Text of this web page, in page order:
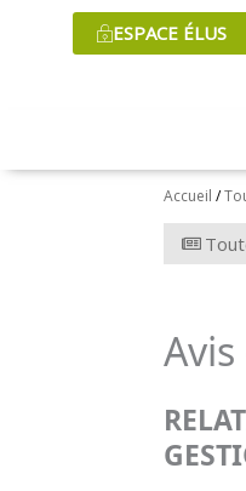
ESPACE ÉLUS
Accueil /